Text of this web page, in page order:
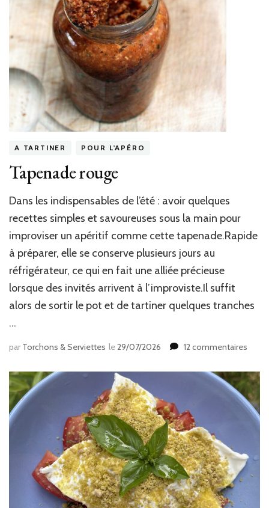
A TARTINER POUR L'APÉRO
Tapenade rouge
Dans les indispensables de l’été : avoir quelques
recettes simples et savoureuses sous la main pour
improviser un apéritif comme cette tapenade.Rapide
à préparer, elle se conserve plusieurs jours au
réfrigérateur, ce qui en fait une alliée précieuse
lorsque des invités arrivent à l’improviste.Il suffit
alors de sortir le pot et de tartiner quelques tranches
…
par Torchons & Serviettes le29/07/2026 12 commentaires
rouge